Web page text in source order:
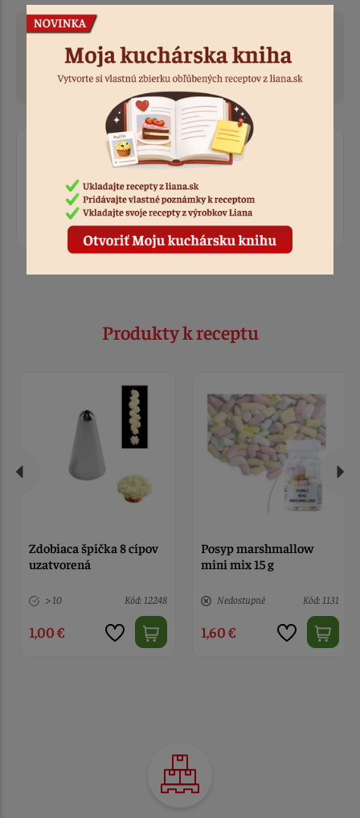
Dobrý tip:
Ak snehové pečivo chceme mať krásne biele, nikdy
neurýchľujeme sušenie zvýšením teploty
Ohodnotiť recept
Prihláste sa, ak chcete pridať hodnotenie.
Prihlásiť sa
Produkty k receptu
Zdobiaca špička 8 cípov
uzatvorená
> 10 Kód: 12248
1,00 €
Posyp marshmallow
mini mix 15 g
Nedostupné Kód: 1131
1,60 €